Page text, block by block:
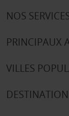
NOS
PRINCIPAUX
VILLES